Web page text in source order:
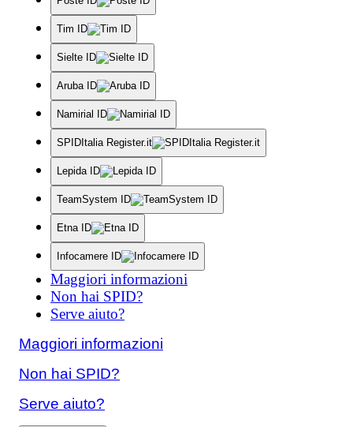
Tim ID
Sielte ID
Aruba ID
Namirial ID
SPIDItalia Register.it
Lepida ID
TeamSystem ID
Etna ID
Infocamere ID
Maggiori informazioni
Non hai SPID?
Serve aiuto?
Maggiori informazioni
Non hai SPID?
Serve aiuto?